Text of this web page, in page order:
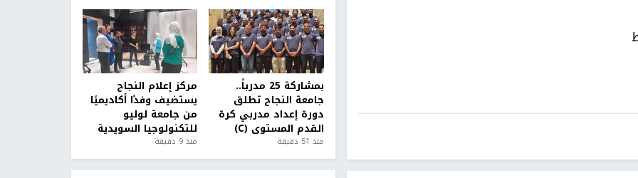
بمشاركة 25 مدرباً..
جامعة النجاح تطلق
دورة إعداد مدربي كرة
القدم المستوى (C)
منذ 51 دقيقة
مركز إعلام النجاح
يستضيف وفدًا أكاديميًا
من جامعة لوليو
للتكنولوجيا السويدية
منذ 9 دقيقة